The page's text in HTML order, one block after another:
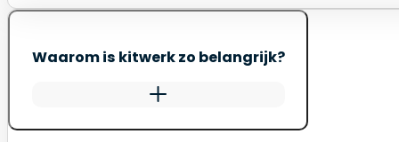
Waarom is kitwerk zo belangrijk?